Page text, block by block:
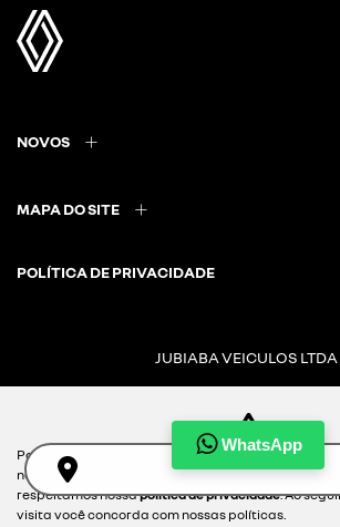
WhatsApp
NOVOS
MAPA DO SITE
POLÍTICA DE PRIVACIDADE
JUBIABA VEICULOS LTDA
Desacelere. Seu bem maior é a
Para otimizar sua experiência durante a
nossa política de cookies e para proteger seus
respeitamos nossapolítica de privacidade. Ao
visita você concorda com nossas políticas.